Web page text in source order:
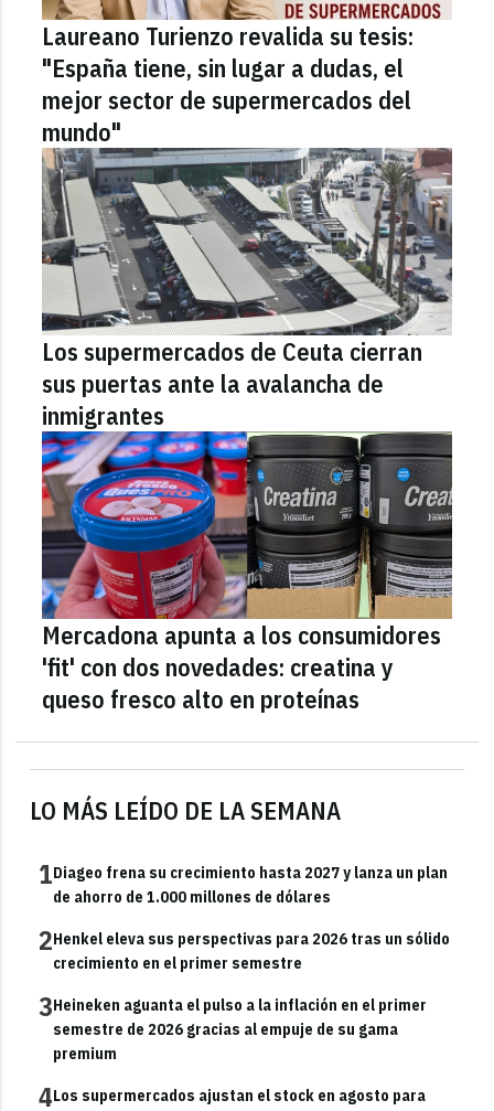
LO MÁS LEÍDO DE LA SEMANA
1Diageo frena su crecimiento hasta 2027 y lanza un plan
de ahorro de 1.000 millones de dólares
2Henkel eleva sus perspectivas para 2026 tras un sólido
crecimiento en el primer semestre
3Heineken aguanta el pulso a la inflación en el primer
semestre de 2026 gracias al empuje de su gama
premium
4Los supermercados ajustan el stock en agosto para
Laureano Turienzo revalida su tesis:
"España tiene, sin lugar a dudas, el
mejor sector de supermercados del
mundo"
Los supermercados de Ceuta cierran
sus puertas ante la avalancha de
inmigrantes
Mercadona apunta a los consumidores
'fit' con dos novedades: creatina y
queso fresco alto en proteínas